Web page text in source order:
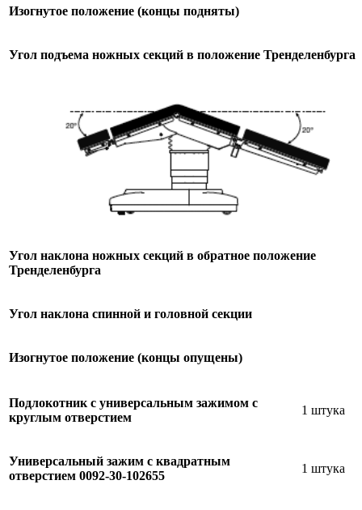
Изогнутое положение (концы подняты)
Угол подъема ножных секций в положение Тренделенбурга
Угол наклона ножных секций в обратное положение
Тренделенбурга
Угол наклона спинной и головной секции
Изогнутое положение (концы опущены)
Подлокотник с универсальным зажимом с
круглым отверстием
1 штука
Универсальный зажим с квадратным
отверстием 0092-30-102655
1 штука